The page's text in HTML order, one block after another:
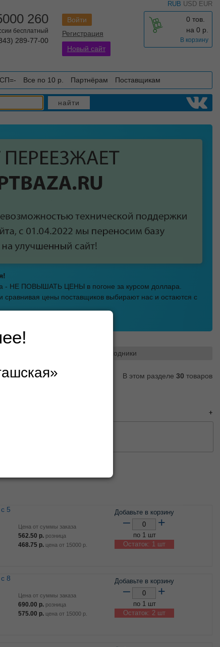
RUB USD EUR
0 тов.
на 0 р.
В корзину
Войти
Регистрация
Новый сайт
260
бесплатный
289-77-00
Все по 10 р. Партнёрам Поставщикам
найти
- НЕ ПОВЫШАТЬ ЦЕНЫ в погоне за курсом доллара.
цены поставщиков выбирают нас и остаются с
зарядные устройство, переходники
В этом разделе 30 товаров
Цена от суммы заказа
562.50 р. розница
468.75 р. цена от 15000 р.
Добавьте в корзину
– +
по 1 шт
Остаток: 1 шт
Цена от суммы заказа
690.00 р. розница
575.00 р. цена от 15000 р.
Добавьте в корзину
– +
по 1 шт
Остаток: 2 шт